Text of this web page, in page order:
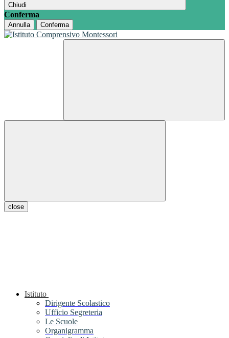
Chiudi
Conferma
Annulla Conferma
close
Istituto
Dirigente Scolastico
Ufficio Segreteria
Le Scuole
Organigramma